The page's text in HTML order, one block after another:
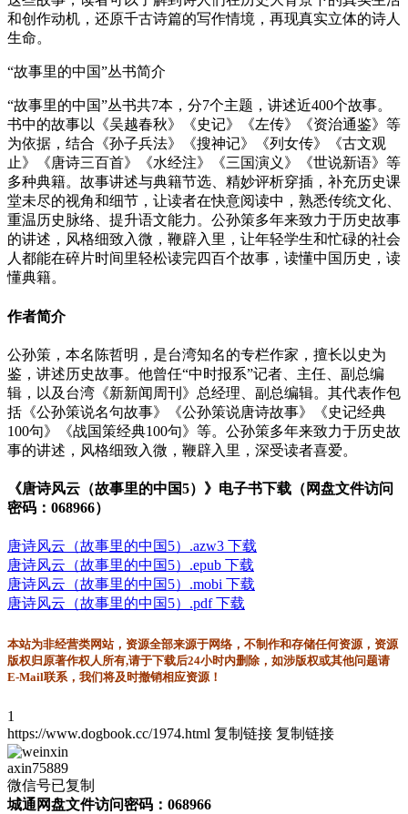
和创作动机，还原千古诗篇的写作情境，再现真实立体的诗人
生命。
“故事里的中国”丛书简介
“故事里的中国”丛书共7本，分7个主题，讲述近400个故事。
书中的故事以《吴越春秋》《史记》《左传》《资治通鉴》等
为依据，结合《孙子兵法》《搜神记》《列女传》《古文观
止》《唐诗三百首》《水经注》《三国演义》《世说新语》等
多种典籍。故事讲述与典籍节选、精妙评析穿插，补充历史课
堂未尽的视角和细节，让读者在快意阅读中，熟悉传统文化、
重温历史脉络、提升语文能力。公孙策多年来致力于历史故事
的讲述，风格细致入微，鞭辟入里，让年轻学生和忙碌的社会
人都能在碎片时间里轻松读完四百个故事，读懂中国历史，读
懂典籍。
作者简介
公孙策，本名陈哲明，是台湾知名的专栏作家，擅长以史为
鉴，讲述历史故事。他曾任“中时报系”记者、主任、副总编
辑，以及台湾《新新闻周刊》总经理、副总编辑。其代表作包
括《公孙策说名句故事》《公孙策说唐诗故事》《史记经典
100句》《战国策经典100句》等。公孙策多年来致力于历史故
事的讲述，风格细致入微，鞭辟入里，深受读者喜爱。
《唐诗风云（故事里的中国5）》电子书下载（网盘文件访问
密码：068966）
唐诗风云（故事里的中国5）.azw3 下载
唐诗风云（故事里的中国5）.epub 下载
唐诗风云（故事里的中国5）.mobi 下载
唐诗风云（故事里的中国5）.pdf 下载
本站为非经营类网站，资源全部来源于网络，不制作和存储任何资源，资源
版权归原著作权人所有,请于下载后24小时内删除，如涉版权或其他问题请
E-Mail联系，我们将及时撤销相应资源！
1
https://www.dogbook.cc/1974.html 复制链接 复制链接
axin75889
微信号已复制
城通网盘文件访问密码：068966